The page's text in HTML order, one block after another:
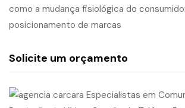
como a mudança fisiológica do
posicionamento de marcas
Solicite um orçamento